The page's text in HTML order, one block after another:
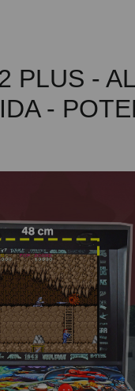
PLUS -
-